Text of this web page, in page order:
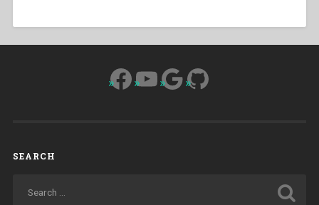
Facebook
YouTube
Google
GitHub
SEARCH